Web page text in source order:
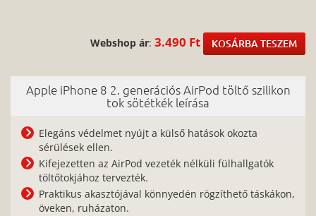
Webshop ár: 3.490 Ft KOSÁRBA TESZEM
Apple iPhone 8 2. generációs AirPod töltő szilikon
tok sötétkék leírása
Elegáns védelmet nyújt a külső hatások okozta
sérülések ellen.
Kifejezetten az AirPod vezeték nélküli fülhallgatók
töltőtokjához tervezték.
Praktikus akasztójával könnyedén rögzíthető táskákon,
öveken, ruházaton.